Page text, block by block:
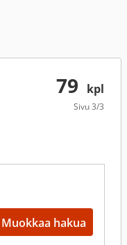
79 kpl
Sivu3/3
Muokkaa hakua